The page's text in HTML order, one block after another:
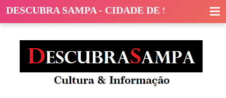
DESCUBRA SAMPA - CIDADE DE SÃO PAULO